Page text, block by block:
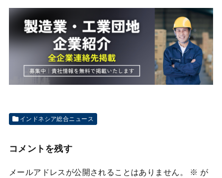
インドネシア総合ニュース
コメントを残す
メールアドレスが公開されることはありません。 ※ が